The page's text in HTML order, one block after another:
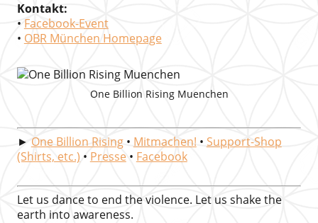
Kontakt:
• Facebook-Event
• OBR München Homepage
One Billion Rising Muenchen
► One Billion Rising• Mitmachen! • Support-Shop
(Shirts, etc.) • Presse • Facebook
Let us dance to end the violence. Let us shake the
earth into awareness.